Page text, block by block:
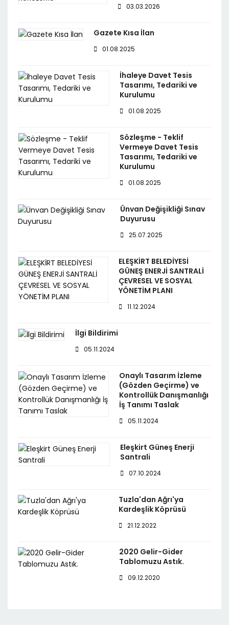
03.03.2026
Gazete Kısa İlan
01.08.2025
İhaleye Davet Tesis
Tasarımı, Tedariki ve
Kurulumu
01.08.2025
Sözleşme - Teklif
Vermeye Davet Tesis
Tasarımı, Tedariki ve
Kurulumu
01.08.2025
Ünvan Değişikliği Sınav
Duyurusu
25.07.2025
ELEŞKİRT BELEDİYESİ
GÜNEŞ ENERJİ SANTRALİ
ÇEVRESEL VE SOSYAL
YÖNETİM PLANI
11.12.2024
İlgi Bildirimi
05.11.2024
Onaylı Tasarım İzleme
(Gözden Geçirme) ve
Kontrollük Danışmanlığı
İş Tanımı Taslak
05.11.2024
Eleşkirt Güneş Enerji
Santrali
07.10.2024
Tuzla'dan Ağrı'ya
Kardeşlik Köprüsü
21.12.2022
2020 Gelir-Gider
Tablomuzu Astık.
09.12.2020